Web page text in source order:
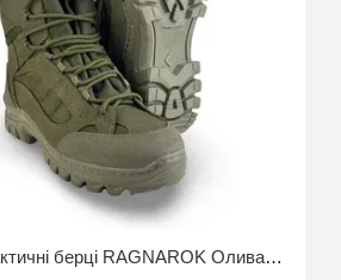
Зимові тактичні берці RAGNAROK Олива 40 розмір